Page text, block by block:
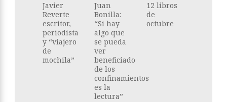
Javier
Reverte
escritor,
periodista
y “viajero
de
mochila”
Juan
Bonilla:
“Si hay
algo que
se pueda
ver
beneficiado
de los
confinamientos
es la
lectura”
12 libros
de
octubre